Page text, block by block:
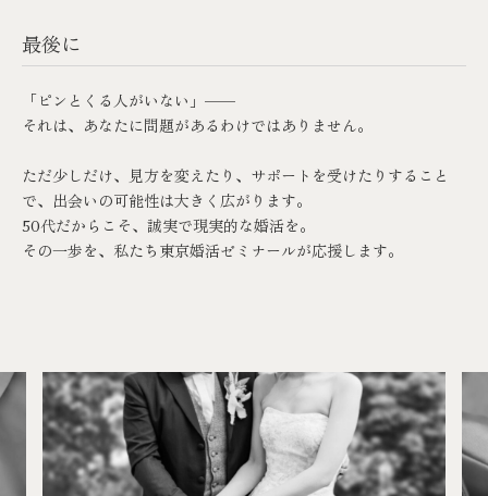
最後に
「ピンとくる人がいない」——
それは、あなたに問題があるわけではありません。
ただ少しだけ、見方を変えたり、サポートを受けたりすること
で、出会いの可能性は大きく広がります。
50代だからこそ、誠実で現実的な婚活を。
その一歩を、私たち 東京婚活ゼミナールが応援します。